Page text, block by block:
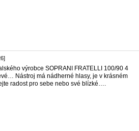
výrobce SOPRANI FRATELLI 100/90 4
Nástroj má nádherné hlasy, je v krásném
radost pro sebe nebo své blízké….